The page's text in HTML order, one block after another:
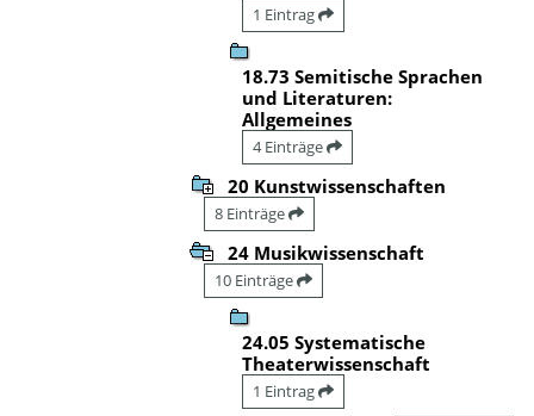
1 Eintrag
18.73 Semitische Sprachen
und Literaturen:
Allgemeines
4 Einträge
20 Kunstwissenschaften
8 Einträge
24 Musikwissenschaft
10 Einträge
24.05 Systematische
Theaterwissenschaft
1 Eintrag